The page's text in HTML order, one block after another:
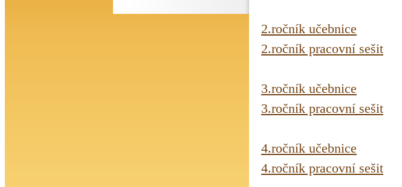
2.ročník učebnice
2.ročník pracovní sešit
3.ročník učebnice
3.ročník pracovní sešit
4.ročník učebnice
4.ročník pracovní sešit